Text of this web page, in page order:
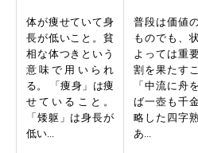
体が痩せていて身
長が低いこと。貧
相な体つきという
意味で用いられ
る。 「痩身」は痩
せていること。
「矮躯」は身長が
低い...
普段は価値
ものでも、
よっては重
割を果たすこ
「中流に舟
ば一壺も千
略した四字
あ...